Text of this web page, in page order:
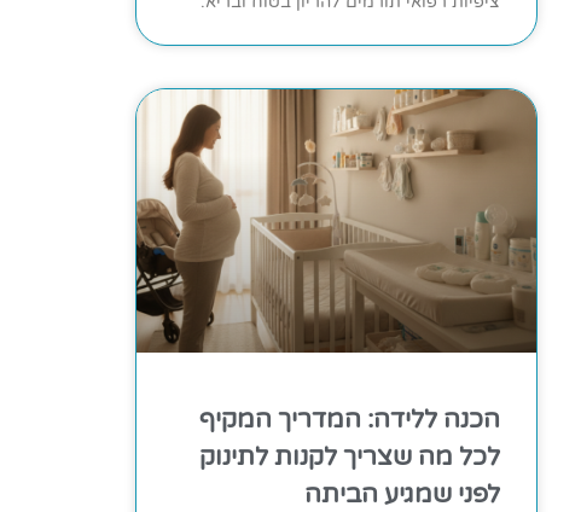
הכנה ללידה: המדריך המקיף
לכל מה שצריך לקנות לתינוק
לפני שמגיע הביתה